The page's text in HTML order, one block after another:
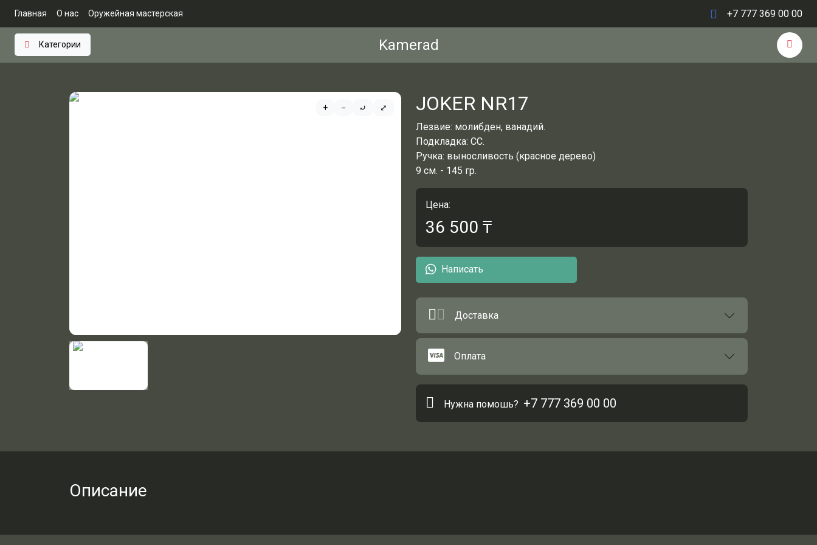
Главная О нас Оружейная мастерская +7 777 369 00 00
Категории Kamerad
+ − ⤾ ⤢ JOKER NR17
Лезвие: молибден, ванадий.
Подкладка: СС.
Ручка: выносливость (красное дерево)
9 см. - 145 гр.
Цена:
36 500 ₸
Написать
Доставка
Оплата
Нужна помошь? +7 777 369 00 00
Описание